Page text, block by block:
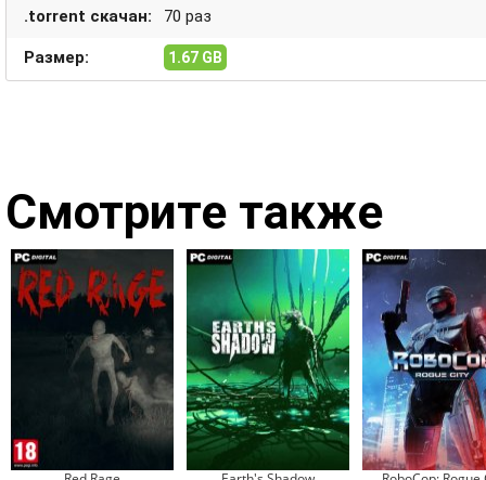
.torrent скачан: 70 раз
Размер: 1.67 GB
Смотрите также